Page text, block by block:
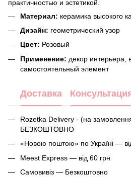
практичностью и эстетикой.
Материал: керамика высокого
Дизайн: геометрический узор
Цвет: Розовый
Применение: декор интерьера,
самостоятельный элемент
Доставка
Rozetka Delivery - (на
БЕЗКОШТОВНО
«Новою поштою» по Україні —
Meest Express — від 60 грн
Самовивіз — Безкоштовно